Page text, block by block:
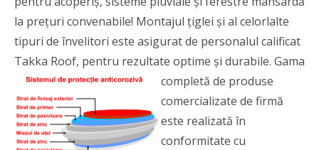
la preţuri convenabile! Montajul țiglei și al celorlalte
tipuri de învelitori este asigurat de personalul calificat
Takka Roof, pentru rezultate optime și durabile. Gama
completă de produse
comercializate de firmă
este realizată în
conformitate cu